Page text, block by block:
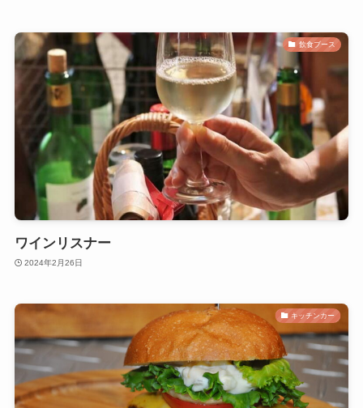
飲食ブース
ワインリスナー
2024年2月26日
キッチンカー